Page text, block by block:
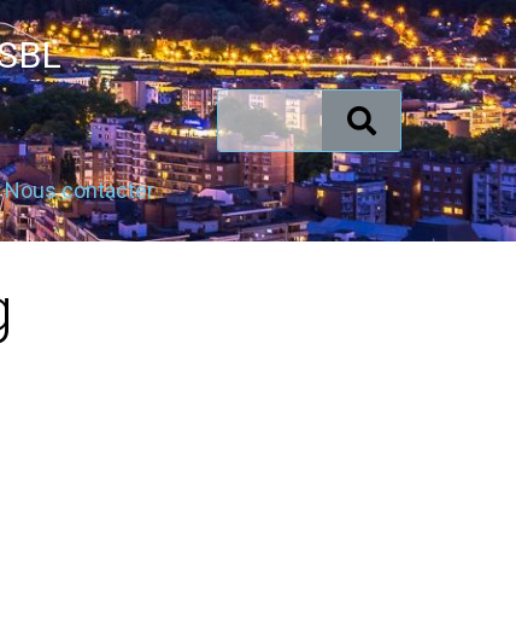
Nous contacter